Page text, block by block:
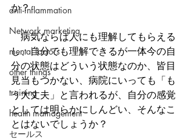
anti-inflammation
Network marketing
mental factors
other things
training
health mamagement
セールス
か？
病気ならば人にも理解してもらえる
し、自分でも理解できるが一体今の自
分の状態はどういう状態なのか、皆目
見当もつかない、病院にいっても「も
う大丈夫」と言われるが、自分の感覚
としては明らかにしんどい、そんなこ
とはないでしょうか？